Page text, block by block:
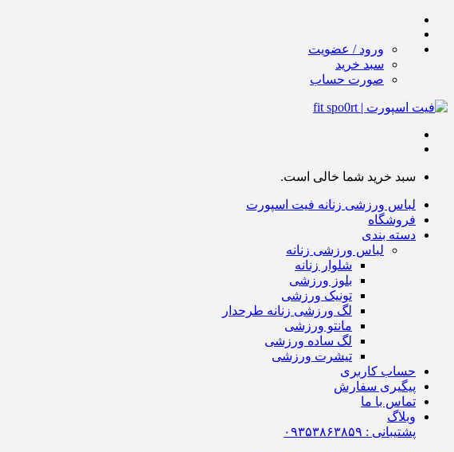
ورود / عضویت
سبد خرید
صورت حساب
سبد خرید شما خالی است.
لباس ورزشی زنانه فیت اسپورت
فروشگاه
دسته بندی
لباس ورزشی زنانه
شلوار زنانه
بلوز ورزشی
تونیک ورزشی
لگ ورزشی زنانه طرحدار
مانتو ورزشی
لگ ساده ورزشی
تیشرت ورزشی
حساب کاربری
پیگیری سفارش
تماس با ما
وبلاگ
پشتیبانی : ٠٩٣۵٣٨۶٣٨۵٩